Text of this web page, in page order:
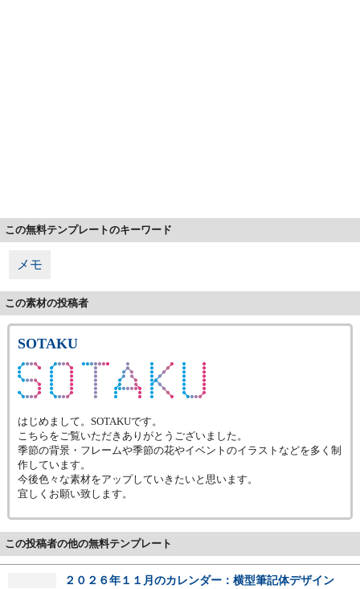
この無料テンプレートのキーワード
メモ
この素材の投稿者
SOTAKU
はじめまして。SOTAKUです。
こちらをご覧いただきありがとうございました。
季節の背景・フレームや季節の花やイベントのイラストなどを多く制
作しています。
今後色々な素材をアップしていきたいと思います。
宜しくお願い致します。
この投稿者の他の無料テンプレート
２０２６年１１月のカレンダー：横型筆記体デザイン